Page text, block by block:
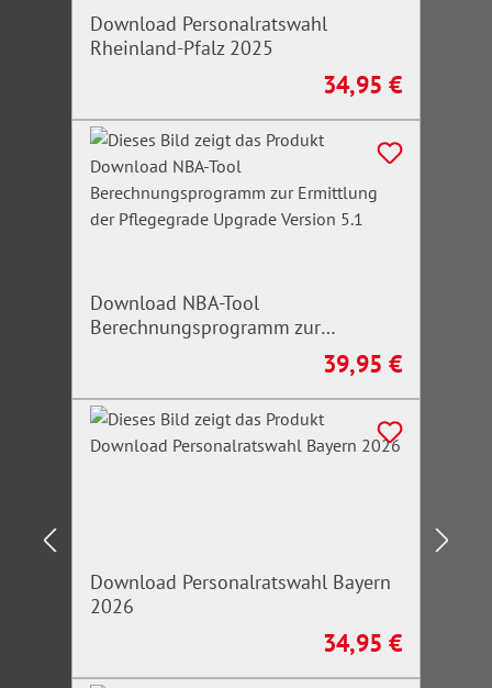
Download Personalratswahl
Rheinland-Pfalz 2025
Regulärer Preis:
34,95 €
Download NBA-Tool
Berechnungsprogramm zur
Ermittlung der Pflegegrade Upgrade
Regulärer Preis:
39,95 €
Download Personalratswahl Bayern
2026
Regulärer Preis:
34,95 €